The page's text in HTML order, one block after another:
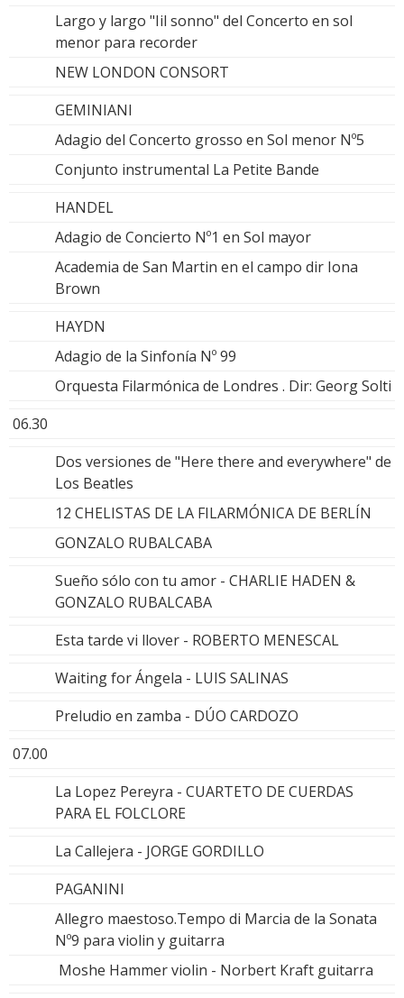
Largo y largo "Iil sonno" del Concerto en sol
menor para recorder
NEW LONDON CONSORT
GEMINIANI
Adagio del Concerto grosso en Sol menor Nº5
Conjunto instrumental La Petite Bande
HANDEL
Adagio de Concierto Nº1 en Sol mayor
Academia de San Martin en el campo dir Iona
Brown
HAYDN
Adagio de la Sinfonía Nº 99
Orquesta Filarmónica de Londres . Dir: Georg Solti
06.30
Dos versiones de "Here there and everywhere" de
Los Beatles
12 CHELISTAS DE LA FILARMÓNICA DE BERLÍN
GONZALO RUBALCABA
Sueño sólo con tu amor - CHARLIE HADEN &
GONZALO RUBALCABA
Esta tarde vi llover - ROBERTO MENESCAL
Waiting for Ángela - LUIS SALINAS
Preludio en zamba - DÚO CARDOZO
07.00
La Lopez Pereyra - CUARTETO DE CUERDAS
PARA EL FOLCLORE
La Callejera - JORGE GORDILLO
PAGANINI
Allegro maestoso.Tempo di Marcia de la Sonata
Nº9 para violin y guitarra
Moshe Hammer violin - Norbert Kraft guitarra